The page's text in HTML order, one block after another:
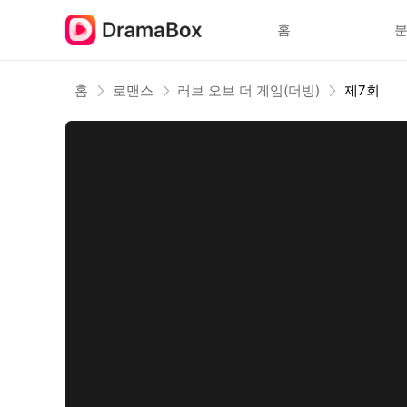
홈
홈 로맨스 러브 오브 더 게임(더빙) 제7회